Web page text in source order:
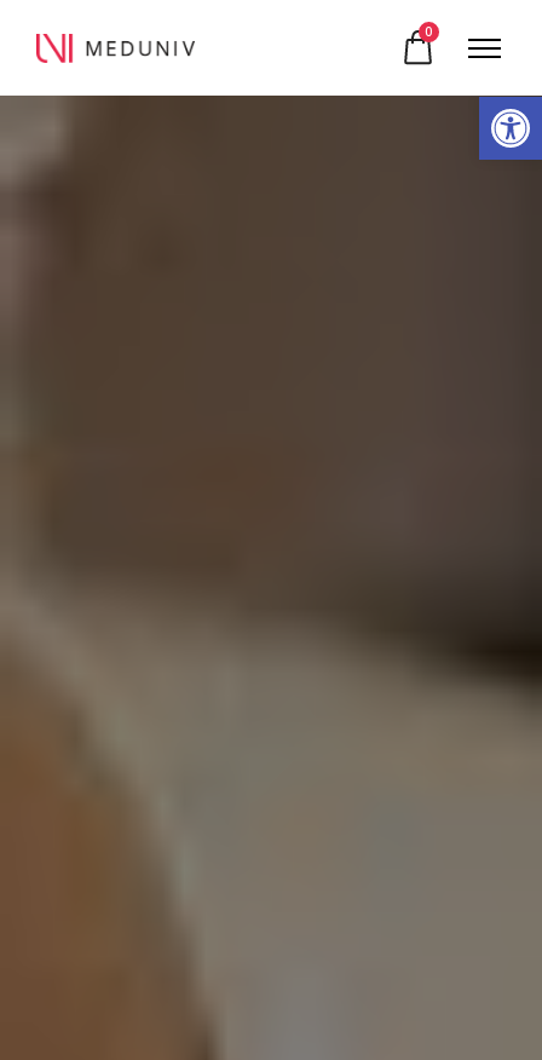
Otwórz pasek narzędzi
0